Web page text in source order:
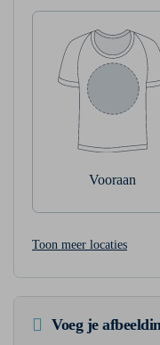
Vooraan
Toon meer locaties
Voeg je